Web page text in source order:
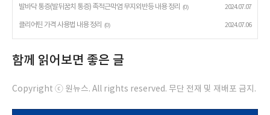
발바닥 통증(발뒤꿈치 통증) 족적근막염 무지외반등 내용 정리 (0) 2024.07.07
클리어틴 가격 사용법 내용 정리 (0) 2024.07.06
함께 읽어보면 좋은 글
Copyright ⓒ 원뉴스. All rights reserved. 무단 전재 및 재배포 금지.